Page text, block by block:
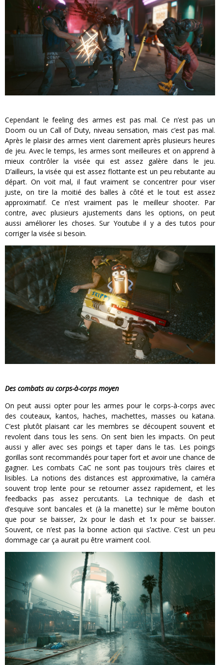
Cependant le feeling des armes est pas mal. Ce n’est pas un
Doom ou un Call of Duty, niveau sensation, mais c’est pas mal.
Après le plaisir des armes vient clairement après plusieurs heures
de jeu. Avec le temps, les armes sont meilleures et on apprend à
mieux contrôler la visée qui est assez galère dans le jeu.
D’ailleurs, la visée qui est assez flottante est un peu rebutante au
départ. On voit mal, il faut vraiment se concentrer pour viser
juste, on tire la moitié des balles à côté et le tout est assez
approximatif. Ce n’est vraiment pas le meilleur shooter. Par
contre, avec plusieurs ajustements dans les options, on peut
aussi améliorer les choses. Sur Youtube il y a des tutos pour
corriger la visée si besoin.
Des combats au corps-à-corps moyen
On peut aussi opter pour les armes pour le corps-à-corps avec
des couteaux, kantos, haches, machettes, masses ou katana.
C’est plutôt plaisant car les membres se découpent souvent et
revolent dans tous les sens. On sent bien les impacts. On peut
aussi y aller avec ses poings et taper dans le tas. Les poings
gorillas sont recommandés pour taper fort et avoir une chance de
gagner. Les combats CaC ne sont pas toujours très claires et
lisibles. La notions des distances est approximative, la caméra
souvent trop lente pour se retourner assez rapidement, et les
feedbacks pas assez percutants. La technique de dash et
d’esquive sont bancales et (à la manette) sur le même bouton
que pour se baisser, 2x pour le dash et 1x pour se baisser.
Souvent, ce n’est pas la bonne action qui s’active. C’est un peu
dommage car ça aurait pu être vraiment cool.